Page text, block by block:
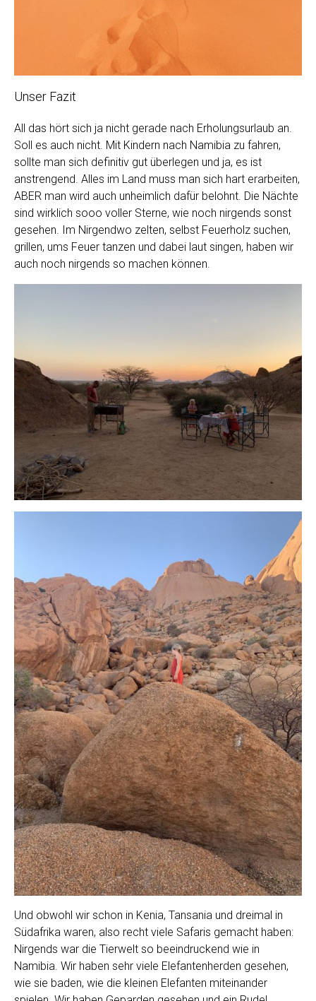
Unser Fazit
All das hört sich ja nicht gerade nach Erholungsurlaub an.
Soll es auch nicht. Mit Kindern nach Namibia zu fahren,
sollte man sich definitiv gut überlegen und ja, es ist
anstrengend. Alles im Land muss man sich hart erarbeiten,
ABER man wird auch unheimlich dafür belohnt. Die Nächte
sind wirklich sooo voller Sterne, wie noch nirgends sonst
gesehen. Im Nirgendwo zelten, selbst Feuerholz suchen,
grillen, ums Feuer tanzen und dabei laut singen, haben wir
auch noch nirgends so machen können.
Und obwohl wir schon in Kenia, Tansania und dreimal in
Südafrika waren, also recht viele Safaris gemacht haben:
Nirgends war die Tierwelt so beeindruckend wie in
Namibia. Wir haben sehr viele Elefantenherden gesehen,
wie sie baden, wie die kleinen Elefanten miteinander